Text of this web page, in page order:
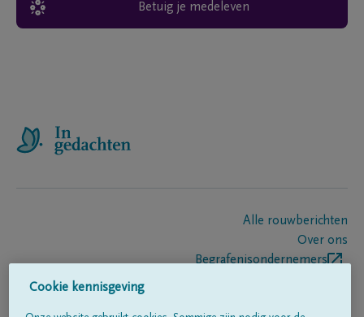
Betuig je medeleven
Alle rouwberichten
Over ons
Begrafenisondernemers
Cookie kennisgeving